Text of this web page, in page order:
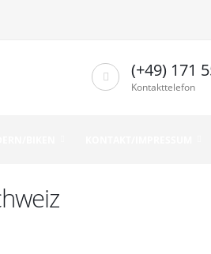
(+49) 171
Kontakttelefon